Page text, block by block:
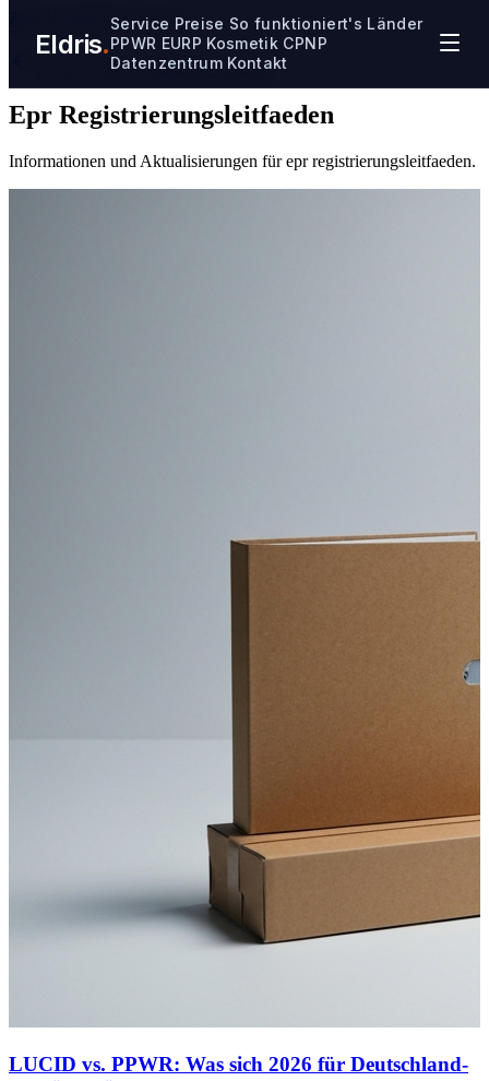
Zum Hauptinhalt springen
Eldris.
Service Preise So funktioniert's Länder
PPWR EURP Kosmetik CPNP
Datenzentrum Kontakt
Zurück zum Compliance-Zentrum
Epr Registrierungsleitfaeden
Informationen und Aktualisierungen für epr registrierungsleitfaeden.
LUCID vs. PPWR: Was sich 2026 für Deutschland-